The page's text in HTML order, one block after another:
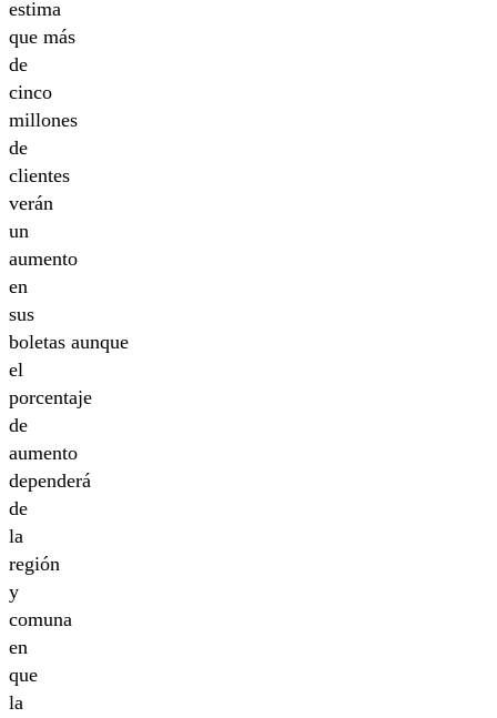
estima
que más
de
cinco
millones
de
clientes
verán
un
aumento
en
sus
boletas aunque
el
porcentaje
de
aumento
dependerá
de
la
región
y
comuna
en
que
la